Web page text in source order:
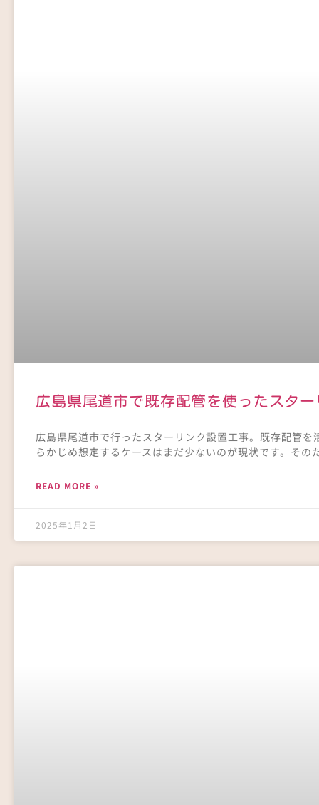
広島県尾道市で既存配管を使ったスタ
広島県尾道市で行ったスターリンク設置工事。既存配管
らかじめ想定するケースはまだ少ないのが現状です。その
READ MORE »
2025年1月2日